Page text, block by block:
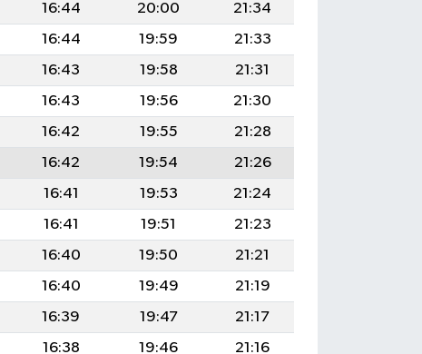
16:44 20:00
21:34
16:44 19:59
21:33
16:43 19:58
21:31
16:43 19:56
21:30
16:42 19:55
21:28
16:42 19:54
21:26
16:41 19:53
21:24
16:41 19:51
21:23
16:40 19:50
21:21
16:40 19:49
21:19
16:39 19:47
21:17
16:38 19:46
21:16